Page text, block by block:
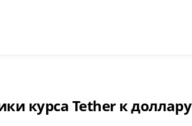
курса Tether к